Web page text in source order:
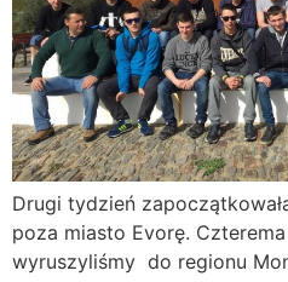
Drugi tydzień
poza miasto Evorę.
wyruszyliśmy do regionu